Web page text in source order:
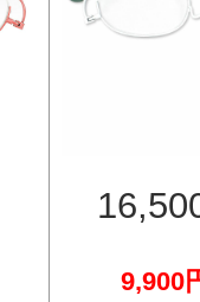
9,900